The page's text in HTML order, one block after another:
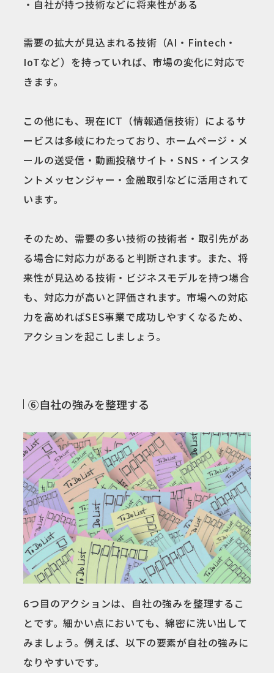
・自社が持つ技術などに将来性がある
需要の拡大が見込まれる技術（AI・Fintech・
IoTなど）を持っていれば、市場の変化に対応で
きます。
この他にも、現在ICT（情報通信技術）によるサ
ービスは多岐にわたっており、ホームページ・メ
ールの送受信・動画投稿サイト・SNS・インスタ
ントメッセンジャー・金融取引などに活用されて
います。
そのため、需要の多い技術の技術者・取引先があ
る場合に対応力があると判断されます。また、将
来性が見込める技術・ビジネスモデルを持つ場合
も、対応力が高いと評価されます。市場への対応
力を高めればSES事業で成功しやすくなるため、
アクションを起こしましょう。
⑥自社の強みを整理する
6つ目のアクションは、自社の強みを整理するこ
とです。細かい点においても、綿密に洗い出して
みましょう。例えば、以下の要素が自社の強みに
なりやすいです。